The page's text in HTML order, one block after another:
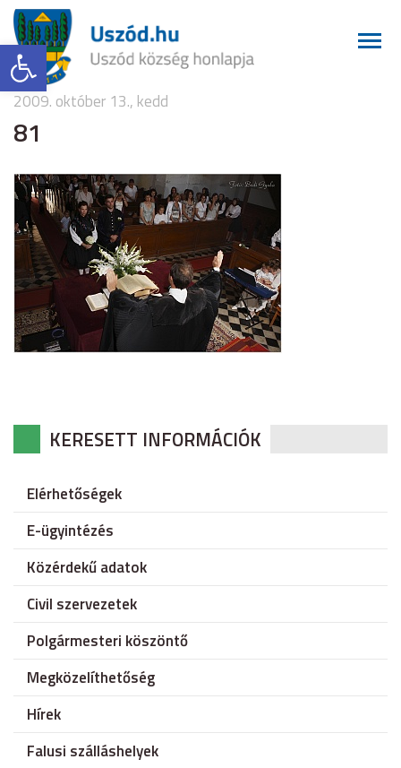
Eszköztár megnyitása
2009. október 13., kedd
81
KERESETT INFORMÁCIÓK
Elérhetőségek
E-ügyintézés
Közérdekű adatok
Civil szervezetek
Polgármesteri köszöntő
Megközelíthetőség
Hírek
Falusi szálláshelyek